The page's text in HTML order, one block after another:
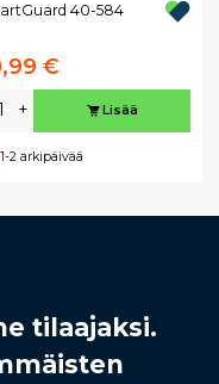
40-584
€
+ Lisää
1-2 arkipäivää
tilaajaksi.